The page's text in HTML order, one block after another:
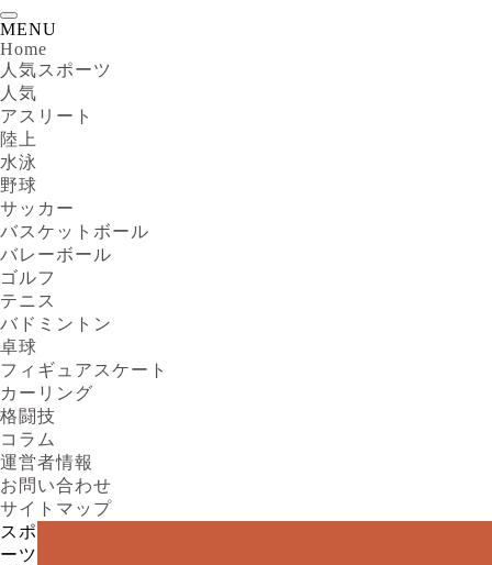
MENU
Home
人気スポーツ
人気
アスリート
陸上
水泳
野球
サッカー
バスケットボール
バレーボール
ゴルフ
テニス
バドミントン
卓球
フィギュアスケート
カーリング
格闘技
コラム
運営者情報
お問い合わせ
サイトマップ
スポ
ーツ